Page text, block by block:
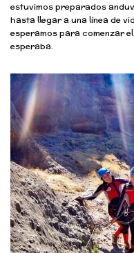
estuvimos preparados
hasta llegar a una línea de
esperamos para comenzar
esperaba.